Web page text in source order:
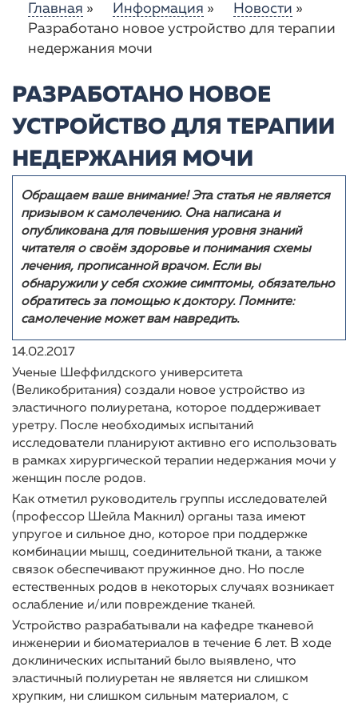
МОЧЕИСПУСКАНИЯ
- ПОЛЕЗНЫЕ
СОВЕТЫ
- МНЕНИЕ
- ГЛОССАРИЙ
- НОВАЯ
ИНФОРМАЦИЯ
Главная » Информация » Новости »
Разработано новое устройство для терапии
недержания мочи
РАЗРАБОТАНО НОВОЕ
УСТРОЙСТВО ДЛЯ ТЕРАПИИ
НЕДЕРЖАНИЯ МОЧИ
Обращаем ваше внимание! Эта статья не является
призывом к самолечению. Она написана и
опубликована для повышения уровня знаний
читателя о своём здоровье и понимания схемы
лечения, прописанной врачом. Если вы
обнаружили у себя схожие симптомы, обязательно
обратитесь за помощью к доктору. Помните:
самолечение может вам навредить.
14.02.2017
Ученые Шеффилдского университета
(Великобритания) создали новое устройство из
эластичного полиуретана, которое поддерживает
уретру. После необходимых испытаний
исследователи планируют активно его использовать
в рамках хирургической терапии недержания мочи у
женщин после родов.
Как отметил руководитель группы исследователей
(профессор Шейла Макнил) органы таза имеют
упругое и сильное дно, которое при поддержке
комбинации мышц, соединительной ткани, а также
связок обеспечивают пружинное дно. Но после
естественных родов в некоторых случаях возникает
ослабление и/или повреждение тканей.
Устройство разрабатывали на кафедре тканевой
инженерии и биоматериалов в течение 6 лет. В ходе
доклинических испытаний было выявлено, что
эластичный полиуретан не является ни слишком
хрупким, ни слишком сильным материалом, с